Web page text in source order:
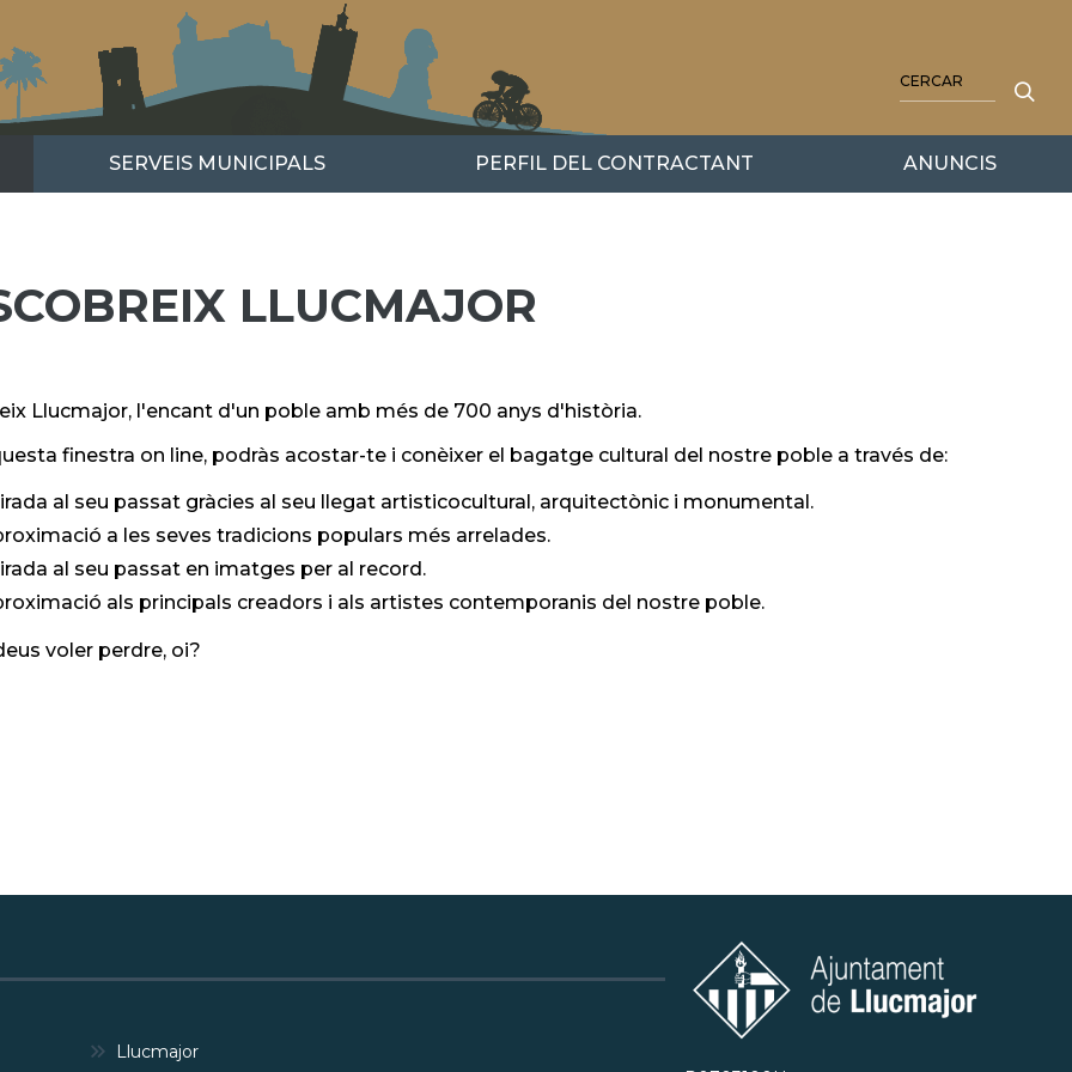
SERVEIS MUNICIPALS PERFIL DEL CONTRACTANT ANUNCIS
LLUCMAJOR
Llucmajor, l'encant d'un poble amb més de 700 anys d'història.
finestra on line, podràs acostar-te i conèixer el bagatge cultural del nostre poble a través de:
al seu passat gràcies al seu llegat artisticocultural, arquitectònic i monumental.
a les seves tradicions populars més arrelades.
al seu passat en imatges per al record.
als principals creadors i als artistes contemporanis del nostre poble.
voler perdre, oi?
Llucmajor